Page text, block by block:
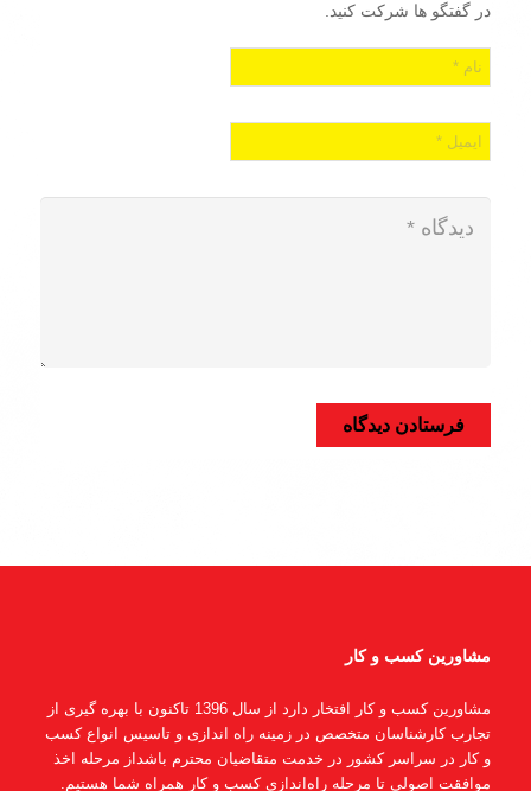
در گفتگو ها شرکت کنید.
مشاورین کسب و کار
مشاورین کسب و کار افتخار دارد از سال 1396 تاکنون با بهره گیری از
تجارب کارشناسان متخصص در زمینه راه اندازی و تاسیس انواع کسب
و کار در سراسر کشور در خدمت متقاضیان محترم باشداز مرحله اخذ
موافقت اصولی تا مرحله راه‌اندازی کسب و کار همراه شما هستیم.